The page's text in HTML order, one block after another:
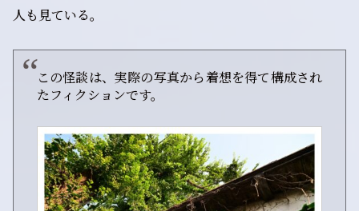
人も見ている。
この怪談は、実際の写真から着想を得て構成され
たフィクションです。